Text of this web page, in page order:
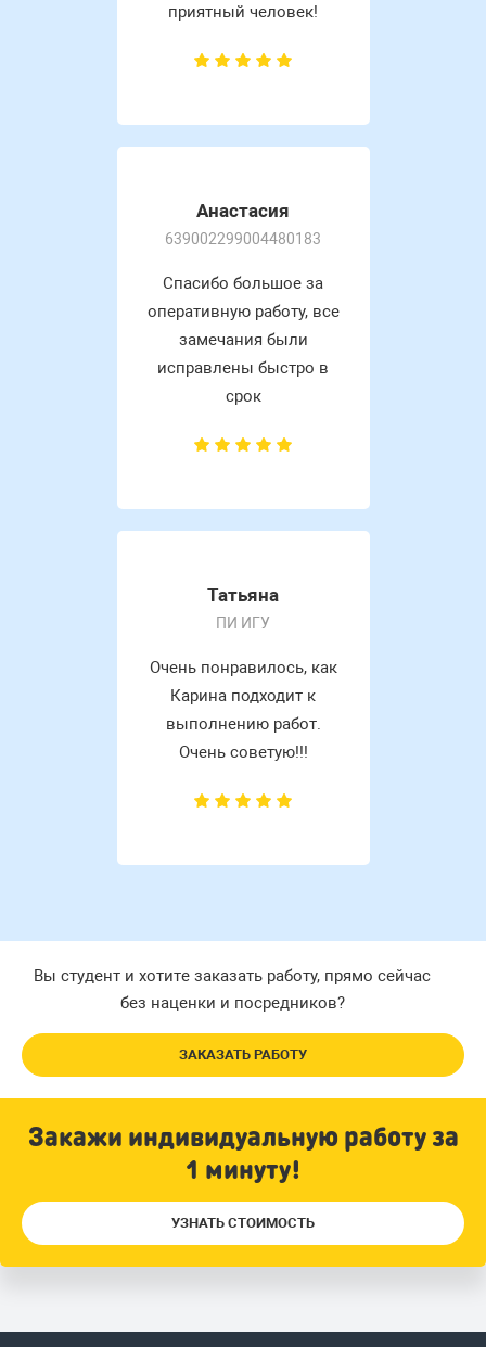
приятный человек!
Анастасия
639002299004480183
Спасибо большое за
оперативную работу, все
замечания были
исправлены быстро в
срок
Татьяна
ПИ ИГУ
Очень понравилось, как
Карина подходит к
выполнению работ.
Очень советую!!!
Вы студент и хотите заказать работу, прямо сейчас
без наценки и посредников?
ЗАКАЗАТЬ РАБОТУ
Закажи индивидуальную работу за
1 минуту!
УЗНАТЬ СТОИМОСТЬ